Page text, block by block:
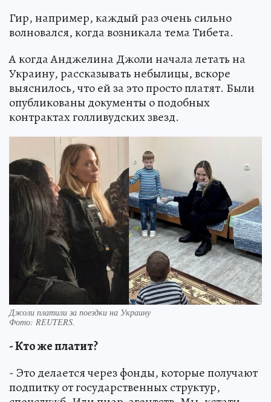
Гир, например, каждый раз очень сильно
волновался, когда возникала тема Тибета.
А когда Анджелина Джоли начала летать на
Украину, рассказывать небылицы, вскоре
выяснилось, что ей за это просто платят. Были
опубликованы документы о подобных
контрактах голливудских звезд.
Джоли платили за поездки на Украину
Фото: REUTERS.
- Кто же платит?
- Это делается через фонды, которые получают
подпитку от государственных структур,